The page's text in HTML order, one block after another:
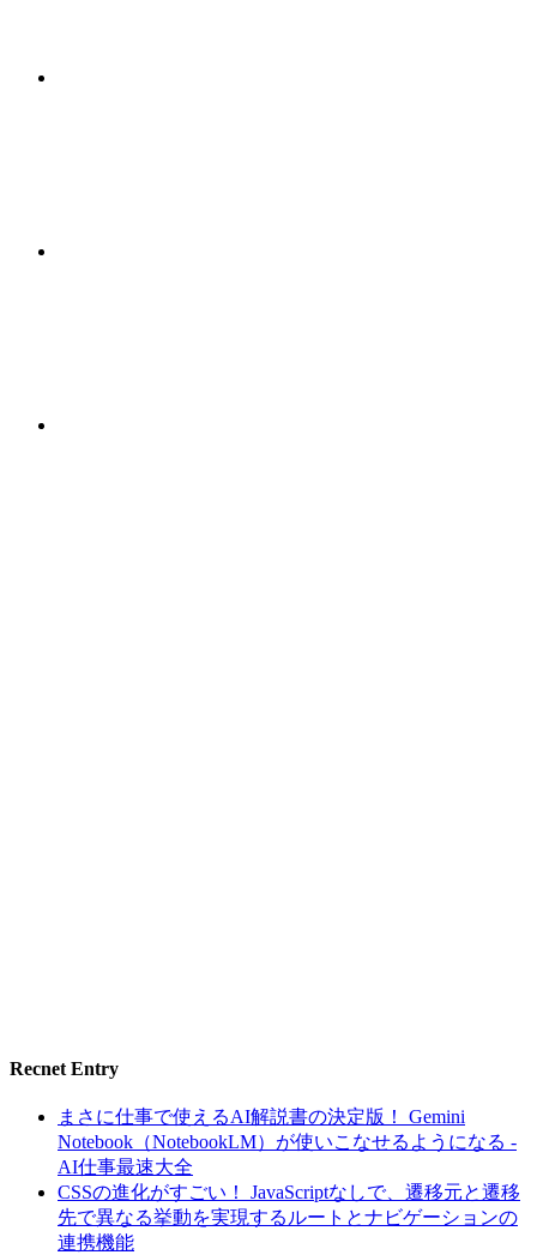
Recnet Entry
まさに仕事で使えるAI解説書の決定版！ Gemini
Notebook（NotebookLM）が使いこなせるようになる -
AI仕事最速大全
CSSの進化がすごい！ JavaScriptなしで、遷移元と遷移
先で異なる挙動を実現するルートとナビゲーションの
連携機能